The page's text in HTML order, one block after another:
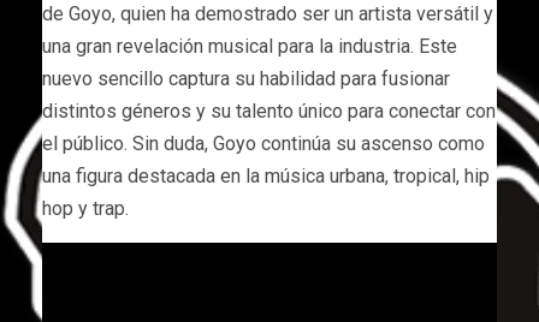
de Goyo, quien ha demostrado ser un artista versátil y
una gran revelación musical para la industria. Este
nuevo sencillo captura su habilidad para fusionar
distintos géneros y su talento único para conectar con
el público. Sin duda, Goyo continúa su ascenso como
una figura destacada en la música urbana, tropical, hip
hop y trap.